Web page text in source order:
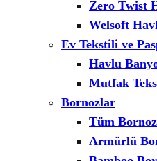
Zero Twist
Welsoft
Ev Tekstili ve
Havlu
Mutfak
Bornozlar
Tüm
Armürlü